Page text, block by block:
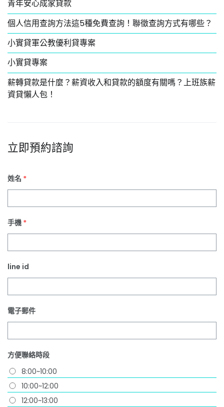
青年安心成家貸款
個人信用查詢方法這5種免費查詢！聯徵查詢方式有哪些？
小實貸軍公教優利貸專案
小實貸專案
薪轉貸款是什麼？薪資收入和貸款的額度有關嗎？上班族薪
資貸懶人包！
立即預約諮詢
姓名 *
手機 *
line id
電子郵件
方便聯絡時段
8:00~10:00
10:00~12:00
12:00~13:00